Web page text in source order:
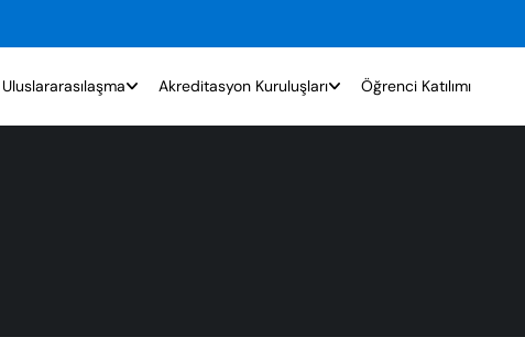
Uluslararasılaşma Akreditasyon Kuruluşları Öğrenci Katılımı